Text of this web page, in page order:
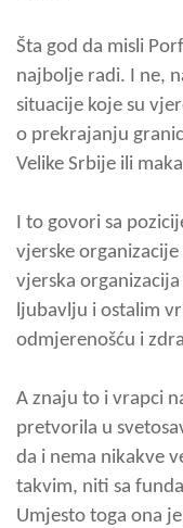
Šta god da misli
najbolje radi. I ne,
situacije koje su
o prekrajanju
Velike Srbije ili
I to govori sa
vjerske
vjerska
ljubavlju i ostalim
odmjerenošću i
A znaju to i vrapci
pretvorila u
da i nema nikakve
takvim, niti sa
Umjesto toga ona